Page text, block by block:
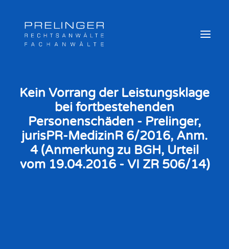
Sozialversicherungsträger
Weitere Kompetenzen
Veröffentlichungen & Archiv
Newsletter
Team
Kein Vorrang der Leistungsklage
bei fortbestehenden
Personenschäden - Prelinger,
jurisPR-MedizinR 6/2016, Anm.
4 (Anmerkung zu BGH, Urteil
vom 19.04.2016 - VI ZR 506/14)